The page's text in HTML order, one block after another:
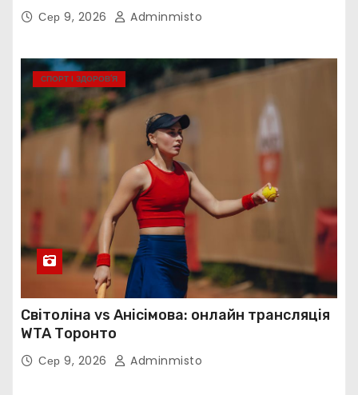
Сер 9, 2026 Adminmisto
СПОРТ І ЗДОРОВ’Я
Світоліна vs Анісімова: онлайн трансляція
WTA Торонто
Сер 9, 2026 Adminmisto